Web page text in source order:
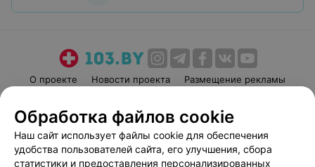
О проекте Новости проекта
Размещение рекламы
Пользовательское соглашение
Способы оплаты
Вакансии
Партнеры
Написать руководителю 103.by
Обработка файлов cookie
Наш сайт использует файлы cookie для обеспечения
удобства пользователей сайта, его улучшения, сбора
статистики и предоставления персонализированных